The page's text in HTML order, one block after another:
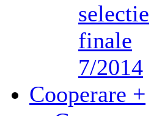
selectie
finale
7/2014
Cooperare +